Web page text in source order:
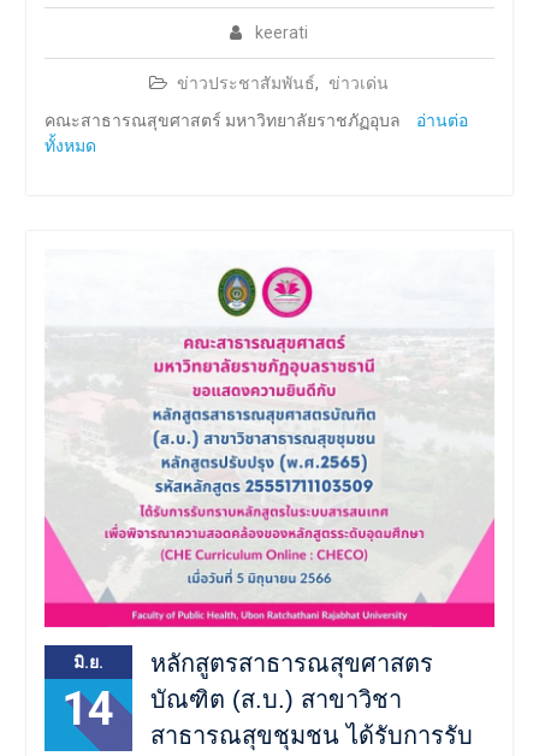
keerati
ข่าวประชาสัมพันธ์, ข่าวเด่น
คณะสาธารณสุขศาสตร์ มหาวิทยาลัยราชภัฏอุบล
อ่านต่อ
ทั้งหมด
มิ.ย.
14
หลักสูตรสาธารณสุขศาสตร
บัณฑิต (ส.บ.) สาขาวิชา
สาธารณสุขชุมชน ได้รับการรับ